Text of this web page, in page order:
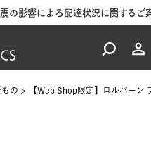
の影響による配達状況に関するご
もの 【Web Shop限定】ロルバーン